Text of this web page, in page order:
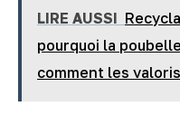
LIRE AUSSI
pourquoi la
comment les